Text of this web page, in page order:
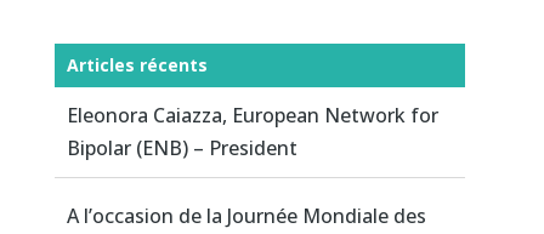
Articles récents
Eleonora Caiazza, European Network for
Bipolar (ENB) – President
A l’occasion de la Journée Mondiale des